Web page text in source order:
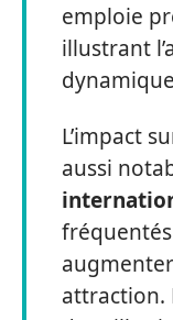
emploie
illustrant
L’impact
aussi
attraction.